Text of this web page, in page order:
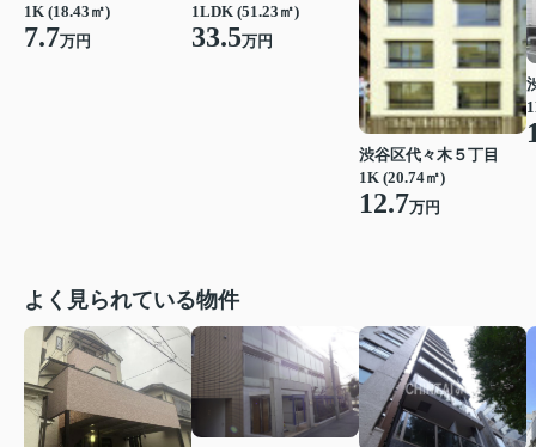
1K (18.43㎡)
7.7万円
1LDK (51.23㎡)
33.5万円
渋谷区代々木５丁目
1K (20.74㎡)
12.7万円
よく見られている物件